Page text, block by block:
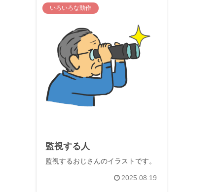
いろいろな動作
監視する人
監視するおじさんのイラストです。
2025.08.19